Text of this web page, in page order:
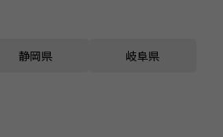
静岡県 岐阜県